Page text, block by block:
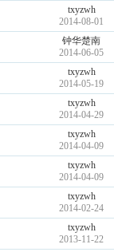
txyzwh
2014-08-01
钟华楚南
2014-06-05
txyzwh
2014-05-19
txyzwh
2014-04-29
txyzwh
2014-04-09
txyzwh
2014-04-09
txyzwh
2014-02-24
txyzwh
2013-11-22